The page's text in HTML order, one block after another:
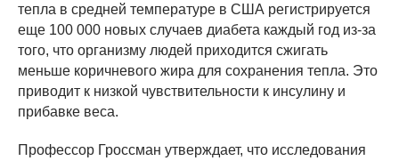
тепла в средней температуре в США регистрируется
еще 100 000 новых случаев диабета каждый год из-за
того, что организму людей приходится сжигать
меньше коричневого жира для сохранения тепла. Это
приводит к низкой чувствительности к инсулину и
прибавке веса.
Профессор Гроссман утверждает, что исследования